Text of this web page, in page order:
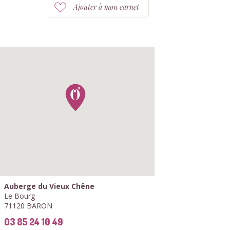
Ajouter à mon carnet
Auberge du Vieux Chêne
Le Bourg
71120 BARON
03 85 24 10 49